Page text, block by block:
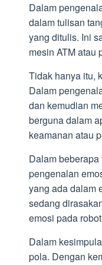
Dalam
dalam tulisan
yang ditulis. Ini
mesin ATM atau
Tidak hanya itu,
Dalam
dan kemudian
berguna dalam
keamanan atau
Dalam
pengenalan
yang ada dalam
sedang
emosi pada
Dalam
pola. Dengan